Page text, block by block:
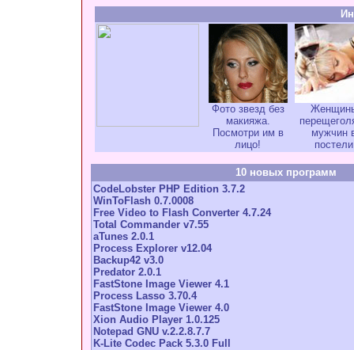
Фото звезд без
макияжа.
Посмотри им в
лицо!
мужчин
постели
10 новых программ
CodeLobster PHP Edition 3.7.2
WinToFlash 0.7.0008
Free Video to Flash Converter 4.7.24
Total Commander v7.55
aTunes 2.0.1
Process Explorer v12.04
Backup42 v3.0
Predator 2.0.1
FastStone Image Viewer 4.1
Process Lasso 3.70.4
FastStone Image Viewer 4.0
Xion Audio Player 1.0.125
Notepad GNU v.2.2.8.7.7
K-Lite Codec Pack 5.3.0 Full